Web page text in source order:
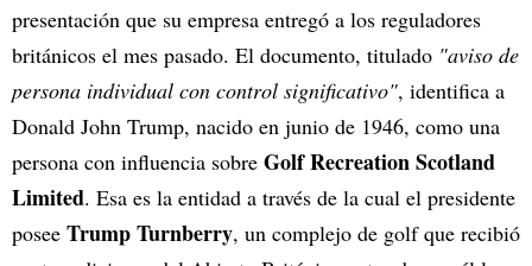
presentación que su empresa entregó a los reguladores
británicos el mes pasado. El documento, titulado "aviso de
persona individual con control significativo", identifica a
Donald John Trump, nacido en junio de 1946, como una
persona con influencia sobre Golf Recreation Scotland
Limited. Esa es la entidad a través de la cual el presidente
posee Trump Turnberry, un complejo de golf que recibió